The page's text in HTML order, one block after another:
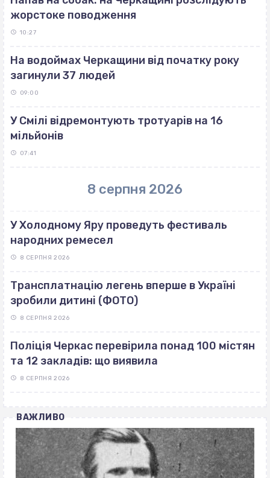
жорстоке поводження
10:27
На водоймах Черкащини від початку року
загинули 37 людей
09:00
У Смілі відремонтують тротуарів на 16
мільйонів
07:41
8 серпня 2026
У Холодному Яру проведуть фестиваль
народних ремесел
8 СЕРПНЯ 2026
Трансплатнацію легень вперше в Україні
зробили дитині (ФОТО)
8 СЕРПНЯ 2026
Поліція Черкас перевірила понад 100 містян
та 12 закладів: що виявила
8 СЕРПНЯ 2026
ВАЖЛИВО